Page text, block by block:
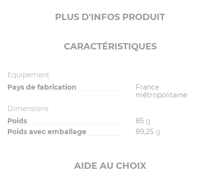
PLUS D'INFOS PRODUIT
CARACTÉRISTIQUES
Equipement
Pays de fabrication
France
métropolitaine
Dimensions
Poids
85 g
Poids avec emballage
89,25 g
AIDE AU CHOIX